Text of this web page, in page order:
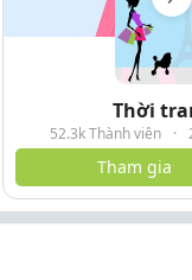
Thời
52.3k Thành viên ·
Tham gia